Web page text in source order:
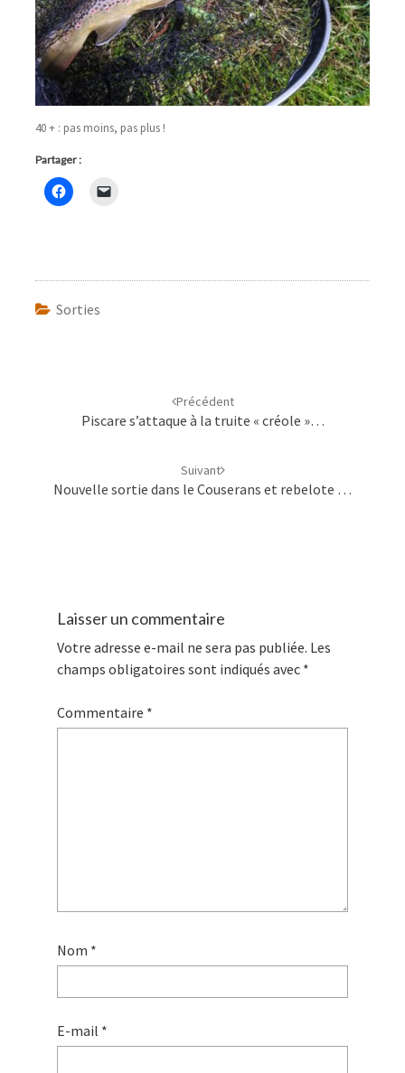
40 + : pas moins, pas plus !
Partager :
Sorties
Précédent
Piscare s’attaque à la truite « créole »…
Suivant
Nouvelle sortie dans le Couserans et rebelote …
Laisser un commentaire
Votre adresse e-mail ne sera pas publiée. Les
champs obligatoires sont indiqués avec *
Commentaire *
Nom *
E-mail *